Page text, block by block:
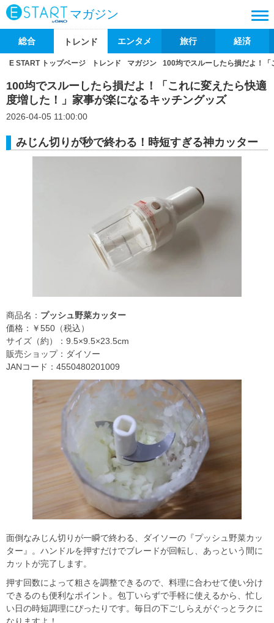
マガジン
総合 トレンド エンタメ 旅行 経済
E START トップページ トレンド マガジン 100均でスルーしたら損だよ！
100均でスルーしたら損だよ！「これに変えたら快適
度増した！」家事が楽になるキッチングッズ
2026-04-05 11:00:00
みじん切りが秒で終わる！時短すぎる神カッター
商品名： プッシュ野菜カッター
価格：￥550（税込）
サイズ（約）：9.5×9.5×23.5cm
販売ショップ：ダイソー
JANコード：4550480201009
面倒なみじん切りが一瞬で終わる、ダイソーの『プッシュ野菜カッ
ター』。ハンドルを押すだけでブレードが回転し、あっという間に
カットが完了します。
押す回数によって粗さを調整できるので、料理に合わせて使い分け
できるのも便利なポイント。包丁いらずで手軽に使えるから、忙し
い日の時短調理にぴったりです。毎日の下ごしらえがぐっとラクに